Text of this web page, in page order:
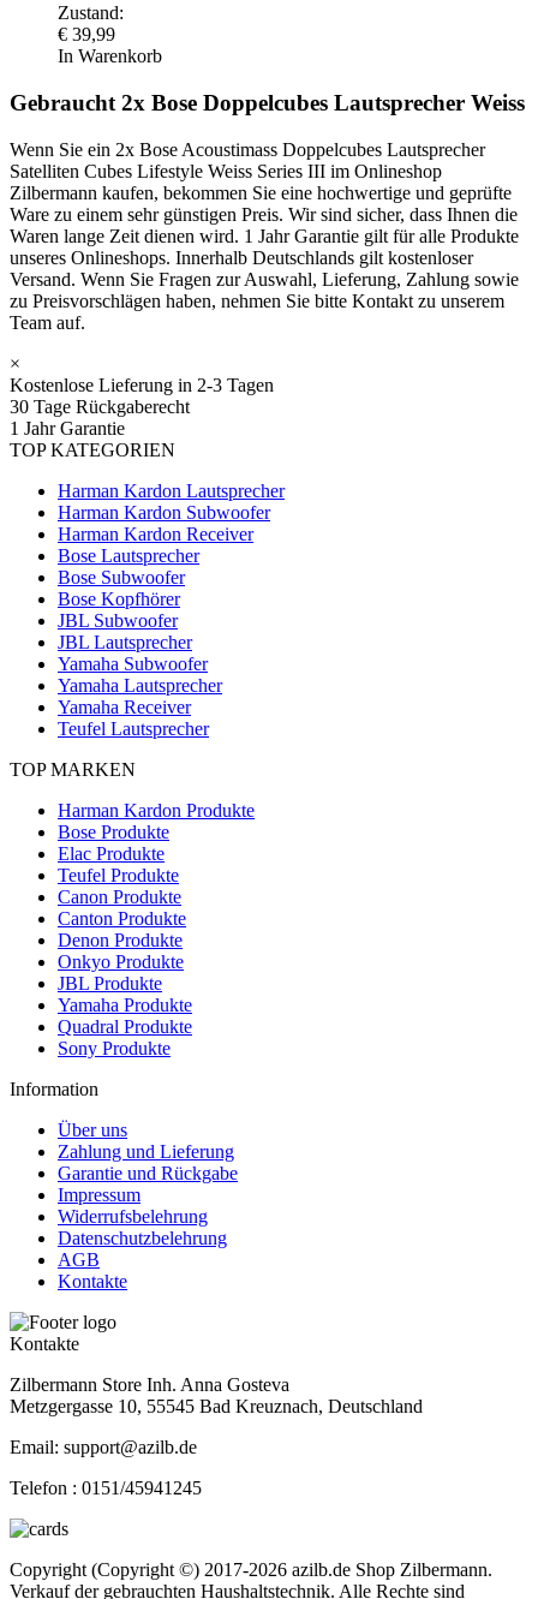
Zustand:
€ 39,99
In Warenkorb
Gebraucht 2x Bose Doppelcubes Lautsprecher Weiss
Wenn Sie ein 2x Bose Acoustimass Doppelcubes Lautsprecher
Satelliten Cubes Lifestyle Weiss Series III im Onlineshop
Zilbermann kaufen, bekommen Sie eine hochwertige und geprüfte
Ware zu einem sehr günstigen Preis. Wir sind sicher, dass Ihnen die
Waren lange Zeit dienen wird. 1 Jahr Garantie gilt für alle Produkte
unseres Onlineshops. Innerhalb Deutschlands gilt kostenloser
Versand. Wenn Sie Fragen zur Auswahl, Lieferung, Zahlung sowie
zu Preisvorschlägen haben, nehmen Sie bitte Kontakt zu unserem
Team auf.
×
Kostenlose Lieferung in 2-3 Tagen
30 Tage Rückgaberecht
1 Jahr Garantie
TOP KATEGORIEN
Harman Kardon Lautsprecher
Harman Kardon Subwoofer
Harman Kardon Receiver
Bose Lautsprecher
Bose Subwoofer
Bose Kopfhörer
JBL Subwoofer
JBL Lautsprecher
Yamaha Subwoofer
Yamaha Lautsprecher
Yamaha Receiver
Teufel Lautsprecher
TOP MARKEN
Harman Kardon Produkte
Bose Produkte
Elac Produkte
Teufel Produkte
Canon Produkte
Canton Produkte
Denon Produkte
Onkyo Produkte
JBL Produkte
Yamaha Produkte
Quadral Produkte
Sony Produkte
Information
Über uns
Zahlung und Lieferung
Garantie und Rückgabe
Impressum
Widerrufsbelehrung
Datenschutzbelehrung
AGB
Kontakte
Kontakte
Zilbermann Store Inh. Anna Gosteva
Metzgergasse 10, 55545 Bad Kreuznach, Deutschland
Email: support@azilb.de
Telefon : 0151/45941245
Copyright (Copyright ©) 2017-2026 azilb.de Shop Zilbermann.
Verkauf der gebrauchten Haushaltstechnik. Alle Rechte sind